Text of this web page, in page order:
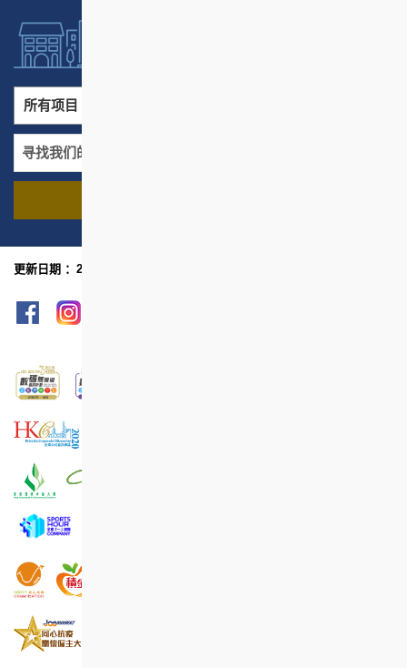
所有项目
网页指南
更新日期 ：2019年1月